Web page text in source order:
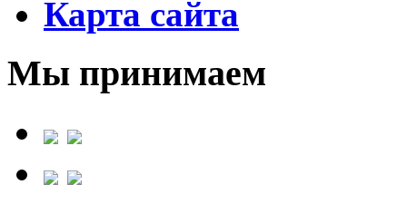
Карта сайта
Мы принимаем